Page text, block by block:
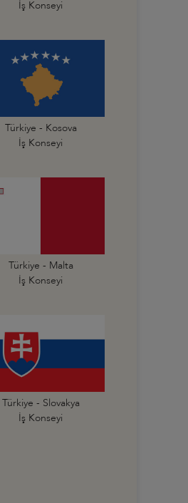
İş Konseyi
Türkiye - Kosova
İş Konseyi
Türkiye - Malta
İş Konseyi
Türkiye - Slovakya
İş Konseyi